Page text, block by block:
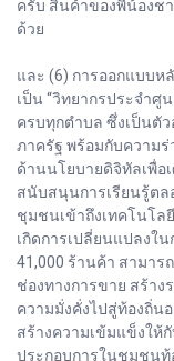
ครับ สินค้าของพี่น้องช
ด้วย
และ (6) การออกแบบ
เป็น “วิทยากรประจำศู
ครบทุกตำบล ซึ่งเป็นตั
ภาครัฐ พร้อมกับความ
ด้านนโยบายดิจิทัลเพื่อ
สนับสนุนการเรียนรู้ตล
ชุมชนเข้าถึงเทคโนโล
เกิดการเปลี่ยนแปลงใ
41,000 ร้านค้า สามา
ช่องทางการขาย สร้าง
ความมั่งคั่งไปสู่ท้องถิ่น
สร้างความเข้มแข็งให้
ประกอบการในชุมชนท้